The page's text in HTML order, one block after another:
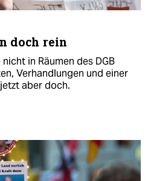
doch rein
in Räumen des DGB
Verhandlungen und einer
aber doch.